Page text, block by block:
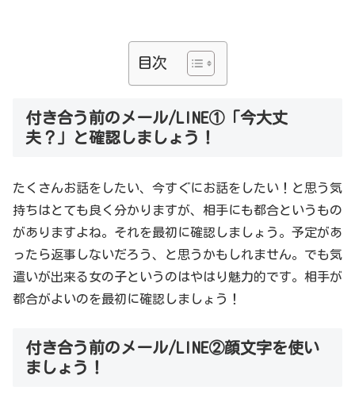
目次
付き合う前のメール/LINE①「今大丈
夫？」と確認しましょう！
たくさんお話をしたい、今すぐにお話をしたい！と思う気
持ちはとても良く分かりますが、相手にも都合というもの
がありますよね。それを最初に確認しましょう。予定があ
ったら返事しないだろう、と思うかもしれません。でも気
遣いが出来る女の子というのはやはり魅力的です。相手が
都合がよいのを最初に確認しましょう！
付き合う前のメール/LINE②顔文字を使い
ましょう！